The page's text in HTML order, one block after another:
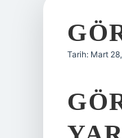
Tarih: Mart